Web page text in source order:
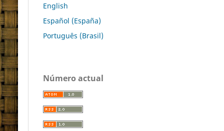
English
Español (España)
Português (Brasil)
Número actual